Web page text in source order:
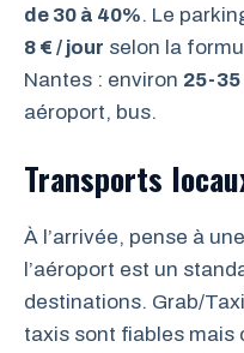
de 30 à 40%. Le
8 € / jour selon la
Nantes : environ 25-35
aéroport, bus.
Transports
À l’arrivée, pense à
l’aéroport est un
destinations. Grab/
taxis sont fiables mais